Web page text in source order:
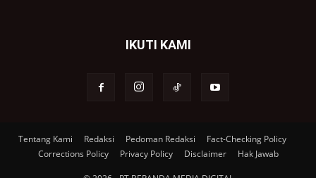
IKUTI KAMI
Tentang Kami Redaksi Pedoman Redaksi
Fact-Checking Policy
Corrections Policy
Privacy Policy Disclaimer Hak Jawab